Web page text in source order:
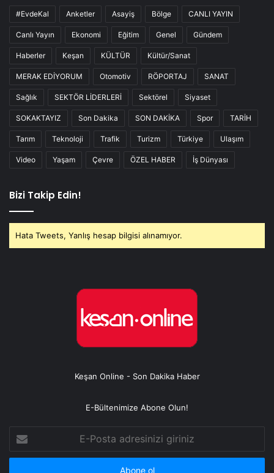
#EvdeKal Anketler Asayiş Bölge CANLI YAYIN
Canlı Yayın Ekonomi Eğitim Genel Gündem
Haberler Keşan KÜLTÜR Kültür/Sanat
MERAK EDİYORUM Otomotiv RÖPORTAJ SANAT
Sağlık SEKTÖR LİDERLERİ Sektörel Siyaset
SOKAKTAYIZ Son Dakika SON DAKİKA Spor TARİH
Tarım Teknoloji Trafik Turizm Türkiye Ulaşım
Video Yaşam Çevre ÖZEL HABER İş Dünyası
Bizi Takip Edin!
Hata Tweets, Yanlış hesap bilgisi alınamıyor.
Keşan Online - Son Dakika Haber
E-Bültenimize Abone Olun!
Posta
adresinizi